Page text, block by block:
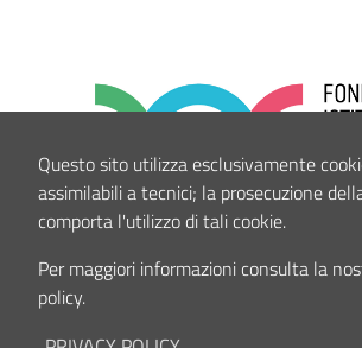
Questo sito utilizza esclusivamente
assimilabili a tecnici; la prosecuzione
comporta l'utilizzo di tali cookie.
Per maggiori informazioni consulta la
policy.